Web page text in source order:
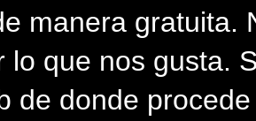
manera gratuita.
lo que nos gusta.
de donde